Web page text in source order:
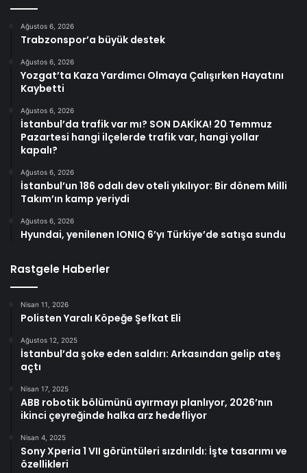
Ağustos 6, 2026
Trabzonspor’a büyük destek
Ağustos 6, 2026
Yozgat’ta Kaza Yardımcı Olmaya Çalışırken Hayatını
Kaybetti
Ağustos 6, 2026
İstanbul’da trafik var mı? SON DAKİKA! 20 Temmuz
Pazartesi hangi ilçelerde trafik var, hangi yollar
kapalı?
Ağustos 6, 2026
İstanbul’un 186 odalı dev oteli yıkılıyor: Bir dönem Milli
Takım’ın kamp yeriydi
Ağustos 6, 2026
Hyundai, yenilenen IONIQ 6’yı Türkiye’de satışa sundu
Rastgele Haberler
Nisan 11, 2026
Polisten Yaralı Köpeğe Şefkat Eli
Ağustos 12, 2025
İstanbul’da şoke eden saldırı: Arkasından gelip ateş
açtı
Nisan 17, 2025
ABB robotik bölümünü ayırmayı planlıyor, 2026’nın
ikinci çeyreğinde halka arz hedefliyor
Nisan 4, 2025
Sony Xperia 1 VII görüntüleri sızdırıldı: İşte tasarımı ve
özellikleri